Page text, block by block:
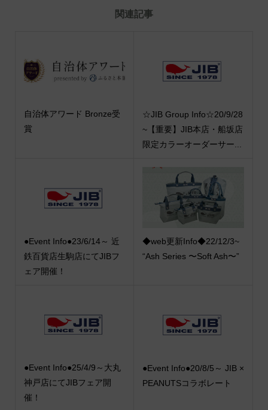
関連記事
自治体アワード Bronze受
賞
☆JIB Group Info☆20/9/28
~【重要】JIB本店・船坂店
限定カラーオーダーサー...
●Event Info●23/6/14～ 近
鉄百貨店生駒店にてJIBフ
ェア開催！
◆web更新Info◆22/12/3~
“Ash Series 〜Soft Ash〜”
●Event Info●25/4/9～大丸
神戸店にてJIBフェア開
催！
●Event Info●20/8/5～ JIB ×
PEANUTSコラボレート